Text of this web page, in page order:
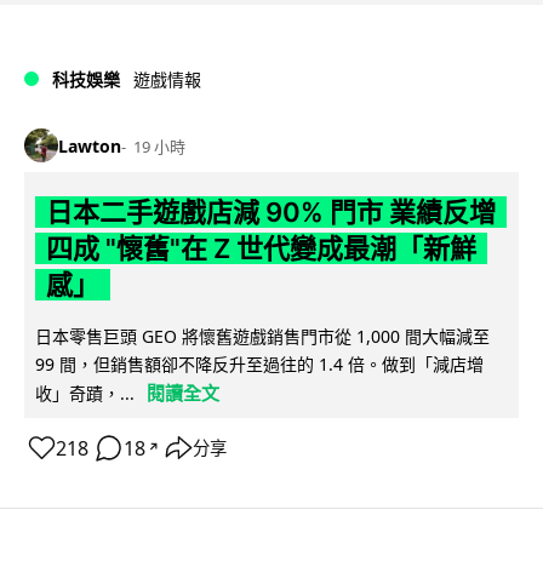
科技娛樂 遊戲情報
Lawton 19 小時
日本二手遊戲店減 90% 門市 業績反增
四成 "懷舊"在 Z 世代變成最潮「新鮮
感」
日本零售巨頭 GEO 將懷舊遊戲銷售門市從 1,000 間大幅減至
99 間，但銷售額卻不降反升至過往的 1.4 倍。做到「減店增
收」奇蹟，...
閱讀全文
218 18 ↗ 分享